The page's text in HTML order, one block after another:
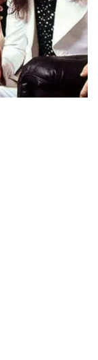
M.S.G公演 完全
公演 IEM/AUD 完
FHD 完全収録！